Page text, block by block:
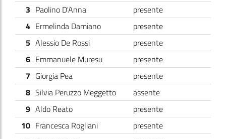
3 Paolino D'Anna
presente
4 Ermelinda Damiano
presente
5 Alessio De Rossi
presente
6 Emmanuele Muresu
presente
7 Giorgia Pea
presente
8 Silvia Peruzzo Meggetto
assente
9 Aldo Reato
presente
10 Francesca Rogliani
presente